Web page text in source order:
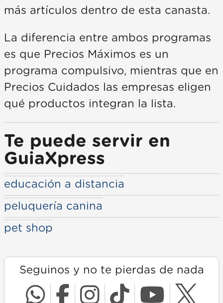
más artículos dentro de esta canasta.
La diferencia entre ambos programas
es que Precios Máximos es un
programa compulsivo, mientras que en
Precios Cuidados las empresas eligen
qué productos integran la lista.
Te puede servir en
GuiaXpress
educación a distancia
peluquería canina
pet shop
Seguinos y no te pierdas de nada